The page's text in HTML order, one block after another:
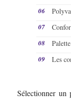
Les
Sélectionner un